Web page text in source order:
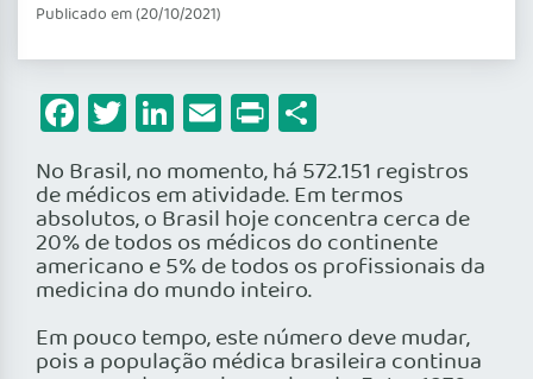
Publicado em (20/10/2021)
Facebook
Twitter
LinkedIn
Email
Print
No Brasil, no momento, há 572.151 registros
de médicos em atividade. Em termos
absolutos, o Brasil hoje concentra cerca de
20% de todos os médicos do continente
americano e 5% de todos os profissionais da
medicina do mundo inteiro.
Em pouco tempo, este número deve mudar,
pois a população médica brasileira continua